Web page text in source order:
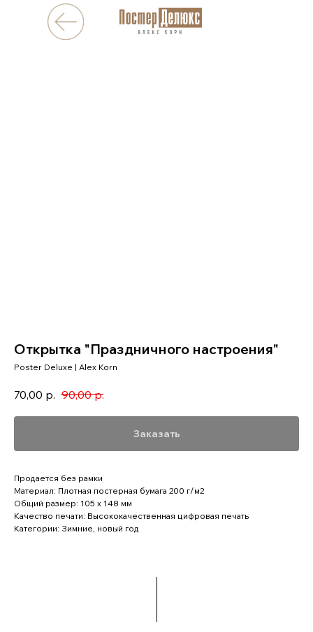
Открытка "Праздничного настроения"
Poster Deluxe | Alex Korn
70,00 р. 90,00 р.
Заказать
Продается без рамки
Материал: Плотная постерная бумага 200 г/м2
Общий размер: 105 x 148 мм
Качество печати: Высококачественная цифровая печать
Категории: Зимние, новый год